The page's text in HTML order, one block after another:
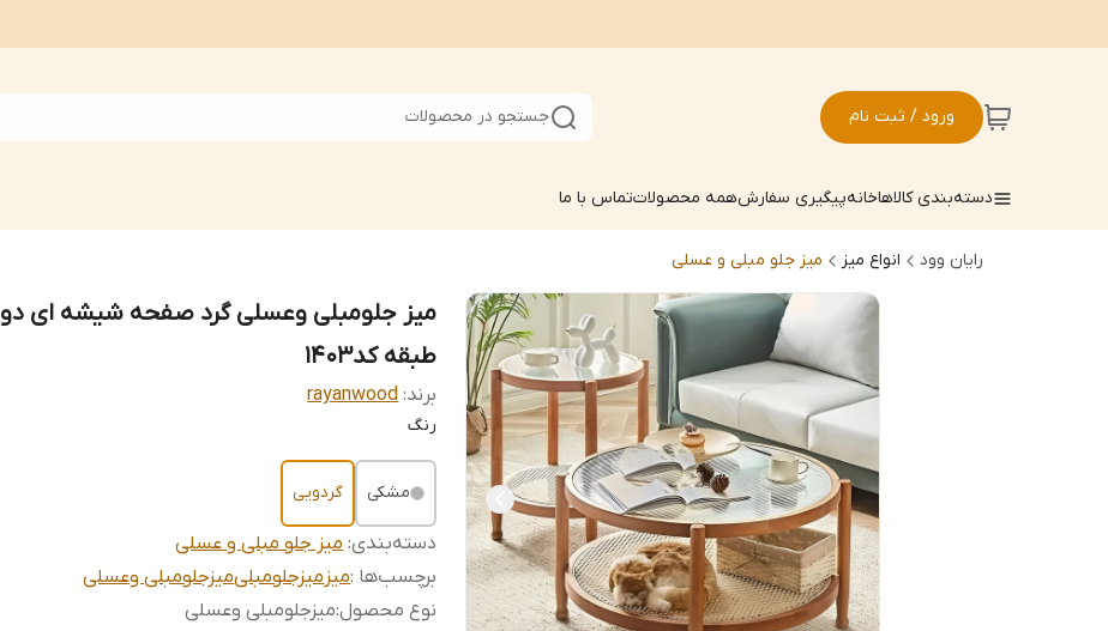
ورود / ثبت نام جستجو در محصولات
دسته‌بندی کالاهاخانهپیگیری سفارشهمه محصولاتتماس با ما
رایان وود انواع میز میز جلو مبلی و عسلی
میز جلومبلی وعسلی گرد صفحه شیشه ای دو
طبقه کد1403
برند: rayanwood
رنگ
مشکی گردویی
دسته‌بندی:میز جلو مبلی و عسلی
برچسب‌ها :میزمیزجلومبلیمیزجلومبلی وعسلی
نوع محصول:میزجلومبلی وعسلی